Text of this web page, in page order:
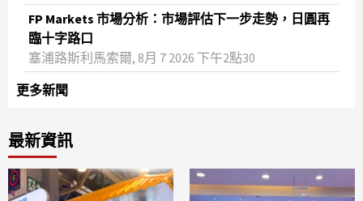
FP Markets 市場分析：市場評估下一步走勢，日圓再
臨十字路口
塞浦路斯利馬索爾, 8月 7 2026 下午2點30
更多新聞
最新資訊